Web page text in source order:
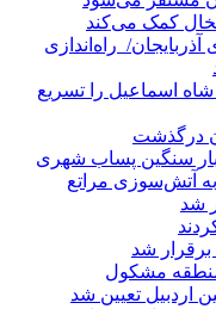
کمک می‌کند
راه‌اندازی
اسماعیل را تسریع
درگذشت
سنگین پساب شهری
آتش‌سوزی مراتع
شد
شد
مشکول
اردبیل تعیین شد